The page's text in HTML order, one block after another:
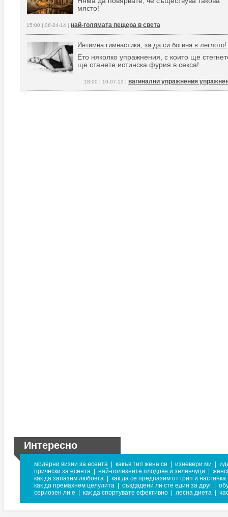
място!
15:00 | 06-24-14 | най-голямата пещера в света
Интимна гимнастика, за да си богиня в леглото!
Ето няколко упражнения, с които ще
ще станете истинска фурия в секса!
18:00 | 10-07-13 | вагинални упражнения
Интересно
модерни визии за есента какъв тип жена си изневери ми
прически за есента
най-полезните плодове и зеленчуци
как да запазим любовта
как да се предпазим от грип и настинка
как да премахнем целулита
създадени ли сте един за друг
сериозен ли е
как да спортувате ефективно лесна диета